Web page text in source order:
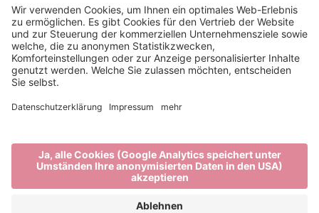
Brixen Tourismus
Privacy
Impressum
Förderungen
produced by